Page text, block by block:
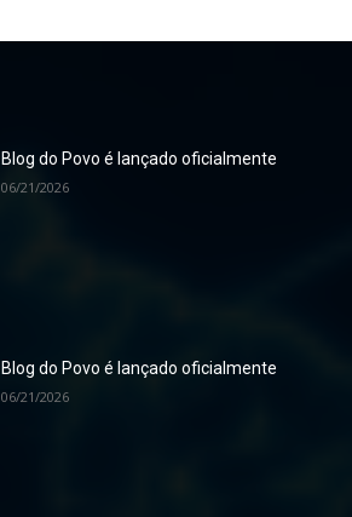
Blog do Povo é lançado oficialmente
06/21/2026
Blog do Povo é lançado oficialmente
06/21/2026